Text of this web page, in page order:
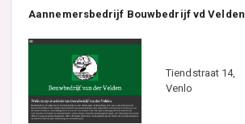
Aannemersbedrijf Bouwbedrijf vd Velden
Tiendstraat 14,
Venlo